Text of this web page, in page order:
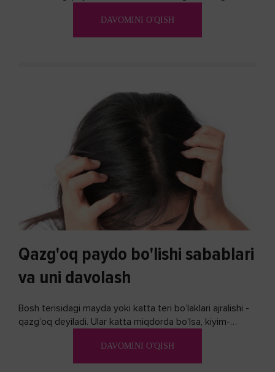
DAVOMINI O'QISH
Qazg'oq paydo bo'lishi sabablari
va uni davolash
Bosh terisidagi mayda yoki katta teri bo’laklari ajralishi -
qazg’oq deyiladi. Ular katta miqdorda bo’lsa, kiyim-
DAVOMINI O'QISH